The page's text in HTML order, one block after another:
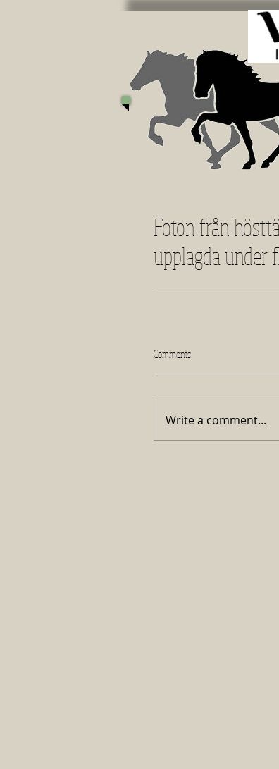
Foton från
upplagda under
Comments
Write a comment...